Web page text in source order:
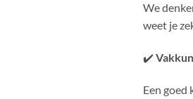
We
weet je
✔️
Een goed